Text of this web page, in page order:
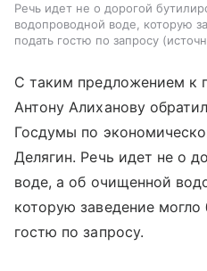
Речь идет не о дорогой
водопроводной воде, которую
подать гостю по запросу
С таким предложением к
Антону Алиханову
Госдумы по
Делягин. Речь идет не о
воде, а об очищенной
которую заведение могло
гостю по запросу.